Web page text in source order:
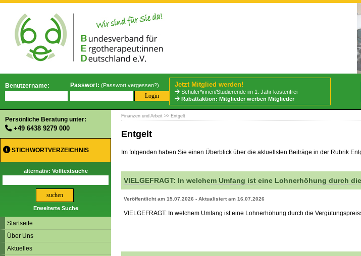
Benutzername: Passwort: (Passwort vergessen?) Jetzt Mitglied werden!
Schüler*innen/Studierende im 1. Jahr kostenfrei
Rabattaktion: Mitglieder werben Mitglieder
📢 BStabG tritt am 30.07.2026
Persönliche Beratung unter:
+49 6438 9279 000
STICHWORTVERZEICHNIS
alternativ: Volltextsuche
Erweiterte Suche
Startseite
Über Uns
Aktuelles
Finanzen und Arbeit >> Entgelt
Entgelt
Im folgenden haben Sie einen Überblick über die aktuellsten Beiträge in der Rubrik
VIELGEFRAGT: In welchem Umfang ist eine Lohnerhöhung durch
Veröffentlicht am 15.07.2026 - Aktualisiert am 16.07.2026
VIELGEFRAGT: In welchem Umfang ist eine Lohnerhöhung durch die